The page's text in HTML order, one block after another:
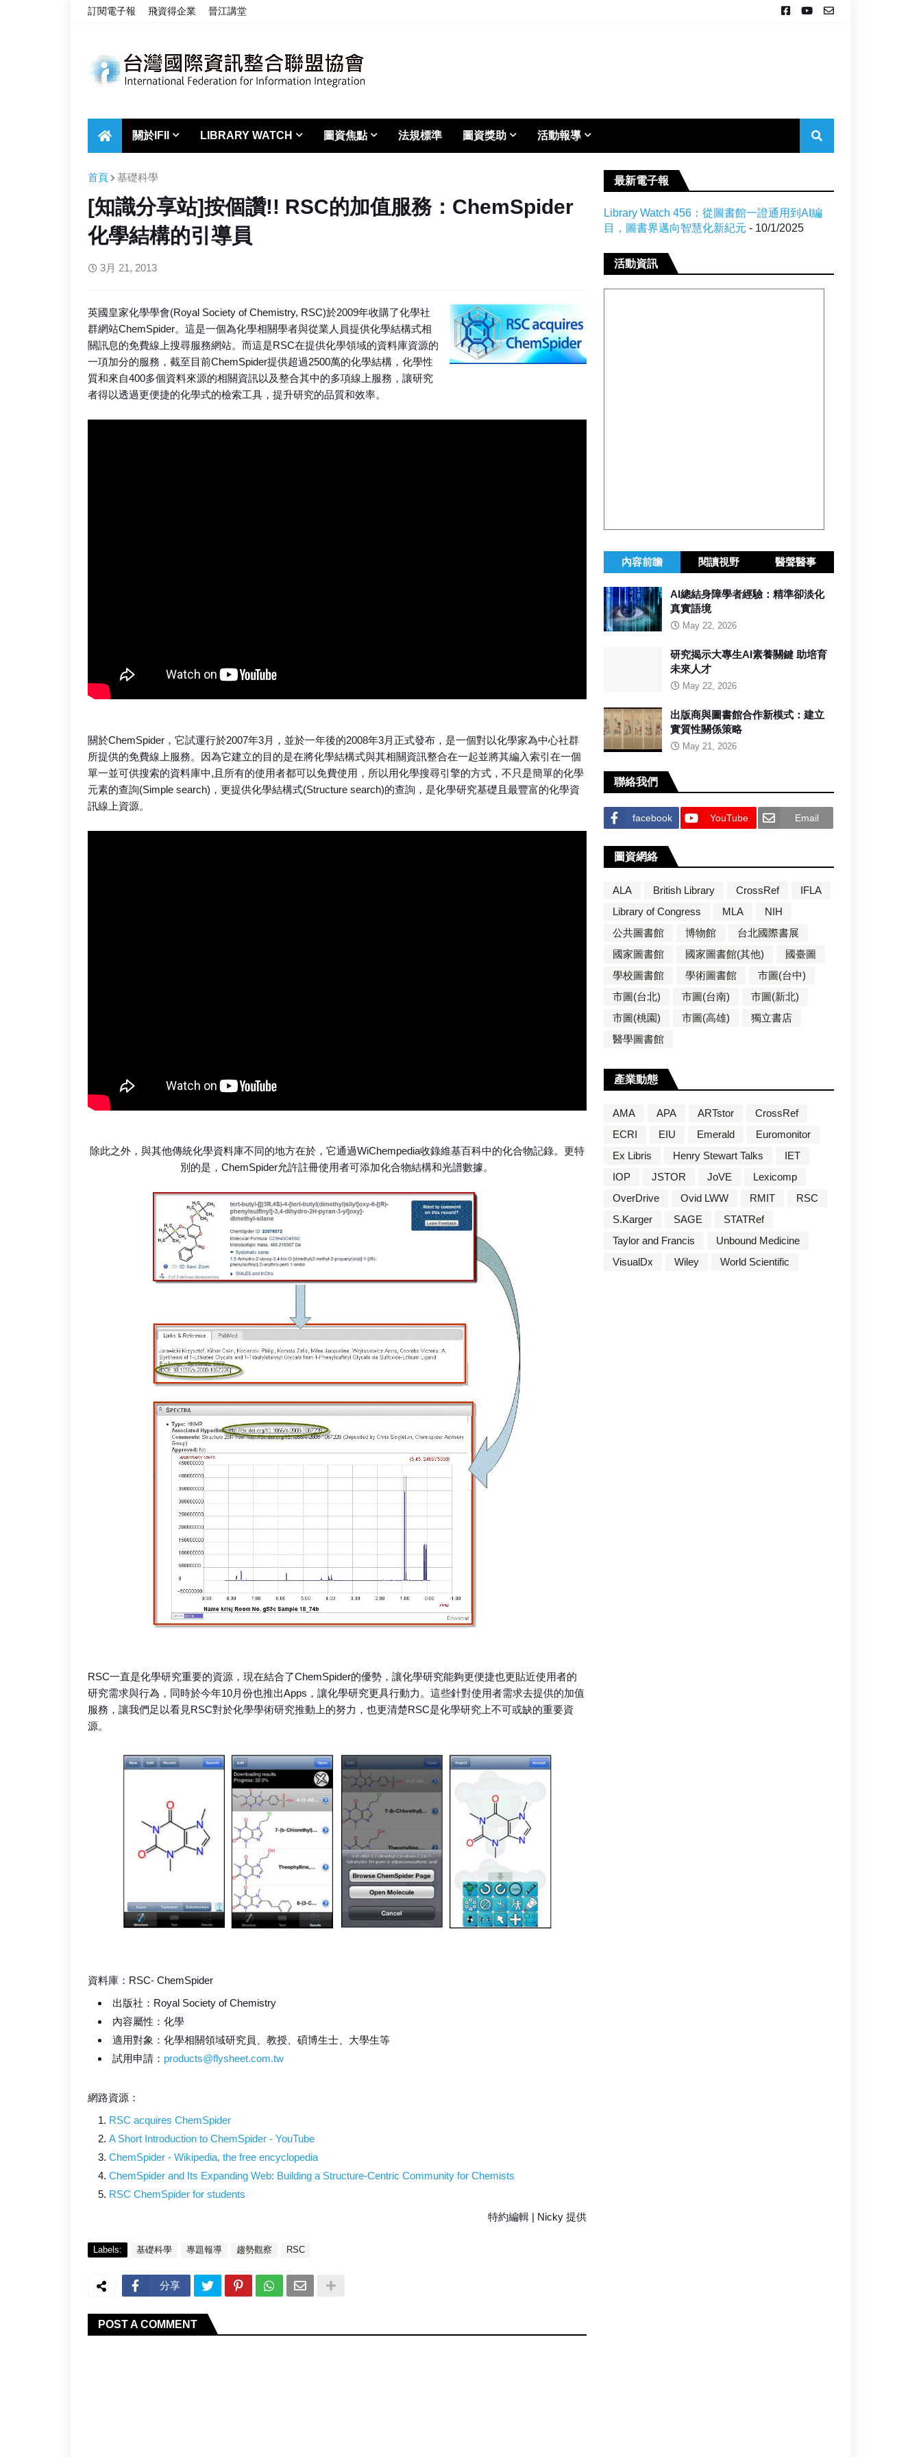
訂閱電子報 飛資得企業 晉江講堂
關於IFII LIBRARY WATCH 圖資焦點 法規標準 圖資獎助 活動報導
首頁 基礎科學
[知識分享站]按個讚!! RSC的加值服務：ChemSpider
化學結構的引導員
3月 21, 2013
英國皇家化學學會(Royal Society of Chemistry, RSC)於2009年收購了化學社
群網站ChemSpider。這是一個為化學相關學者與從業人員提供化學結構式相
關訊息的免費線上搜尋服務網站。而這是RSC在提供化學領域的資料庫資源的
一項加分的服務，截至目前ChemSpider提供超過2500萬的化學結構，化學性
質和來自400多個資料來源的相關資訊以及整合其中的多項線上服務，讓研究
者得以透過更便捷的化學式的檢索工具，提升研究的品質和效率。
關於ChemSpider，它試運行於2007年3月，並於一年後的2008年3月正式發布，是一個對以化學家為中心社群
所提供的免費線上服務。因為它建立的目的是在將化學結構式與其相關資訊整合在一起並將其編入索引在一個
單一並可供搜索的資料庫中,且所有的使用者都可以免費使用，所以用化學搜尋引擎的方式，不只是簡單的化學
元素的查詢(Simple search)，更提供化學結構式(Structure search)的查詢，是化學研究基礎且最豐富的化學資
訊線上資源。
除此之外，與其他傳統化學資料庫不同的地方在於，它通過WiChempedia收錄維基百科中的化合物記錄。更特
別的是，ChemSpider允許註冊使用者可添加化合物結構和光譜數據。
RSC一直是化學研究重要的資源，現在結合了ChemSpider的優勢，讓化學研究能夠更便捷也更貼近使用者的
研究需求與行為，同時於今年10月份也推出Apps，讓化學研究更具行動力。這些針對使用者需求去提供的加值
服務，讓我們足以看見RSC對於化學學術研究推動上的努力，也更清楚RSC是化學研究上不可或缺的重要資
源。
資料庫：RSC- ChemSpider
出版社：Royal Society of Chemistry
內容屬性：化學
適用對象：化學相關領域研究員、教授、碩博生士、大學生等
試用申請： products@flysheet.com.tw
網路資源：
RSC acquires ChemSpider
A Short Introduction to ChemSpider - YouTube
ChemSpider - Wikipedia, the free encyclopedia
ChemSpider and Its Expanding Web: Building a Structure-Centric Community for Chemists
RSC ChemSpider for students
特約編輯 | Nicky 提供
Labels: 基礎科學 專題報導 趨勢觀察 RSC
分享
POST A COMMENT
最新電子報
Library Watch 456：從圖書館一證通用到AI編
目，圖書界邁向智慧化新紀元 - 10/1/2025
活動資訊
內容前瞻 閱讀視野 醫聲醫事
AI總結身障學者經驗：精準卻淡化
真實語境
May 22, 2026
研究揭示大專生AI素養關鍵 助培育
未來人才
May 22, 2026
出版商與圖書館合作新模式：建立
實質性關係策略
May 21, 2026
聯絡我們
facebook YouTube Email
圖資網絡
ALA British Library CrossRef
IFLA
Library of Congress
MLA
NIH
公共圖書館
博物館
台北國際書展
國家圖書館
國家圖書館(其他)
國臺圖
學校圖書館
學術圖書館
市圖(台中)
市圖(台北)
市圖(台南)
市圖(新北)
市圖(桃園)
市圖(高雄)
獨立書店
醫學圖書館
產業動態
AMA APA ARTstor
CrossRef
ECRI
EIU Emerald
Euromonitor
Ex Libris
Henry Stewart Talks
IET
IOP
JSTOR JoVE
Lexicomp
OverDrive
Ovid LWW RMIT
RSC
S.Karger
SAGE
STATRef
Taylor and Francis
Unbound Medicine
VisualDx
Wiley World Scientific